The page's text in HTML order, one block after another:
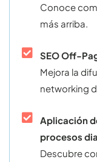
Conoce
más arriba.
SEO Off-
Mejora la
networking
Aplicación
procesos
Descubre